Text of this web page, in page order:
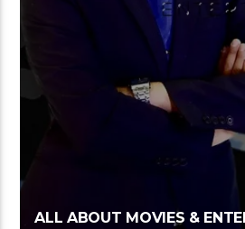
ALL ABOUT MOVIES &